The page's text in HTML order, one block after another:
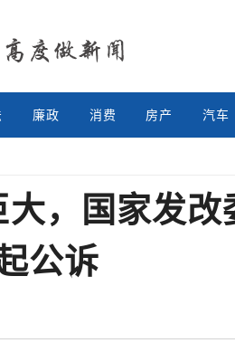
廉政 消费 房产 汽车
，国家发
公诉